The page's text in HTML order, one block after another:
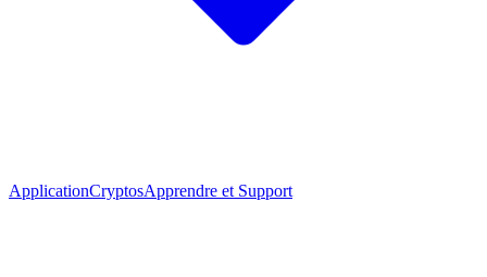
ApplicationCryptosApprendre et Support